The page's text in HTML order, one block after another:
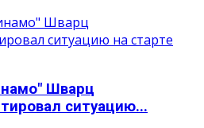
Шварц
ситуацию...